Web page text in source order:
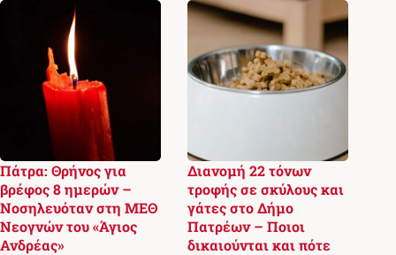
Πάτρα: Θρήνος για
βρέφος 8 ημερών –
Νοσηλευόταν στη ΜΕΘ
Νεογνών του «Άγιος
Ανδρέας»
Διανομή 22 τόνων
τροφής σε σκύλους και
γάτες στο Δήμο
Πατρέων – Ποιοι
δικαιούνται και πότε